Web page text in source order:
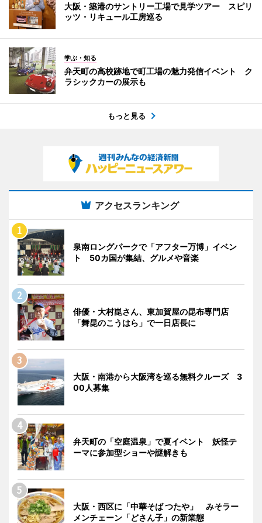
大阪・築港のサントリー工場で見学ツアー スピリ
ッツ・リキュール工房巡る
学ぶ・知る
弁天町の高校跡地で町工場の魅力発信イベント ク
ラシックカーの展示も
もっと見る
アクセスランキング
泉南ロングパークで「アフター万博」イベン
ト 50カ国が集結、グルメや音楽
俳優・大村崑さん、東加賀屋の昆布専門店
「舞昆のこうはら」で一日店長に
大阪・南港から大阪湾を巡る無料クルーズ 3
00人募集
弁天町の「空庭温泉」で夏イベント 妖怪テ
ーマに参加型ショーや謎解きも
大阪・西区に「中華そば つたや」 みそラー
メンチェーン「どさん子」の新業態